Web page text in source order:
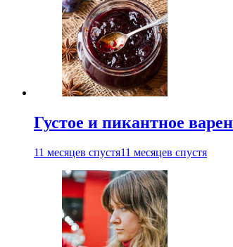
Густое и пикантное
11 месяцев спустя11 месяцев спустя